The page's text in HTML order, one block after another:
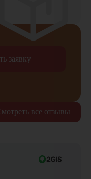
заявку
все отзывы